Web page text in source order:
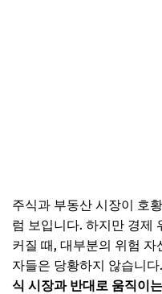
주식과 부동산 시장이 호
럼 보입니다. 하지만 경제
커질 때, 대부분의 위험
자들은 당황하지 않습니
식 시장과 반대로 움직이